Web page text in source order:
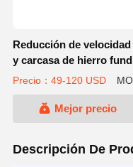
Reducción de
y carcasa de hierro
Precio：49-120 USD
Mejor precio
Descripción De